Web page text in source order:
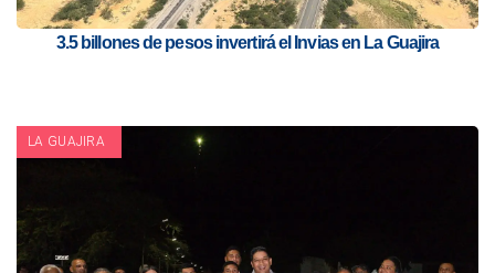
3.5 billones de pesos invertirá el Invias en La Guajira
LA GUAJIRA